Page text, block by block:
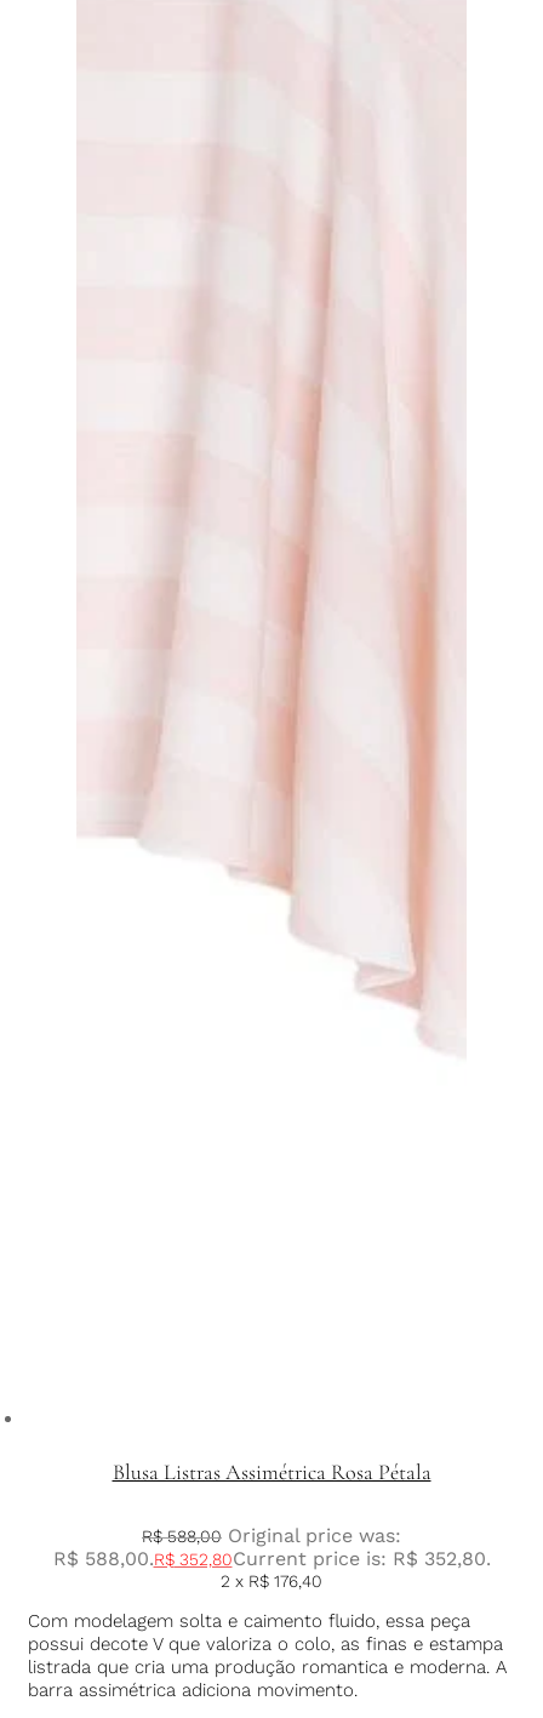
Blusa Listras Assimétrica Rosa Pétala
R$588,00 Original price was:
R$ 588,00.R$352,80Current price is: R$ 352,80.
2 x R$ 176,40
Com modelagem solta e caimento fluido, essa peça
possui decote V que valoriza o colo, as finas e estampa
listrada que cria uma produção romantica e moderna. A
barra assimétrica adiciona movimento.